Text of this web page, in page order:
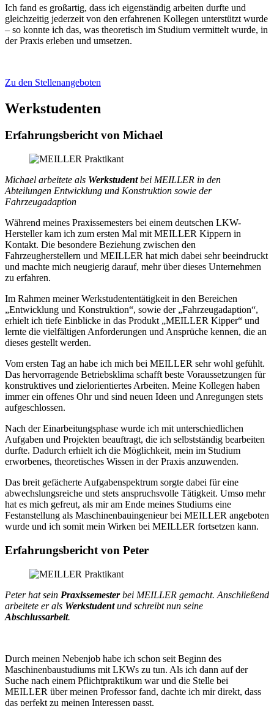
Ich fand es großartig, dass ich eigenständig arbeiten durfte und
gleichzeitig jederzeit von den erfahrenen Kollegen unterstützt wurde
– so konnte ich das, was theoretisch im Studium vermittelt wurde, in
der Praxis erleben und umsetzen.
Zu den Stellenangeboten
Werkstudenten
Erfahrungsbericht von Michael
Michael arbeitete als Werkstudentbei MEILLER in den
Abteilungen Entwicklung und Konstruktion sowie der
Fahrzeugadaption
Während meines Praxissemesters bei einem deutschen LKW-
Hersteller kam ich zum ersten Mal mit MEILLER Kippern in
Kontakt. Die besondere Beziehung zwischen den
Fahrzeugherstellern und MEILLER hat mich dabei sehr beeindruckt
und machte mich neugierig darauf, mehr über dieses Unternehmen
zu erfahren.
Im Rahmen meiner Werkstudententätigkeit in den Bereichen
„Entwicklung und Konstruktion“, sowie der „Fahrzeugadaption“,
erhielt ich tiefe Einblicke in das Produkt „MEILLER Kipper“ und
lernte die vielfältigen Anforderungen und Ansprüche kennen, die an
dieses gestellt werden.
Vom ersten Tag an habe ich mich bei MEILLER sehr wohl gefühlt.
Das hervorragende Betriebsklima schafft beste Voraussetzungen für
konstruktives und zielorientiertes Arbeiten. Meine Kollegen haben
immer ein offenes Ohr und sind neuen Ideen und Anregungen stets
aufgeschlossen.
Nach der Einarbeitungsphase wurde ich mit unterschiedlichen
Aufgaben und Projekten beauftragt, die ich selbstständig bearbeiten
durfte. Dadurch erhielt ich die Möglichkeit, mein im Studium
erworbenes, theoretisches Wissen in der Praxis anzuwenden.
Das breit gefächerte Aufgabenspektrum sorgte dabei für eine
abwechslungsreiche und stets anspruchsvolle Tätigkeit. Umso mehr
hat es mich gefreut, als mir am Ende meines Studiums eine
Festanstellung als Maschinenbauingenieur bei MEILLER angeboten
wurde und ich somit mein Wirken bei MEILLER fortsetzen kann.
Erfahrungsbericht von Peter
Peter hat sein Praxissemesterbei MEILLER gemacht. Anschließend
arbeitete er als Werkstudentund schreibt nun seine
Abschlussarbeit.
Durch meinen Nebenjob habe ich schon seit Beginn des
Maschinenbaustudiums mit LKWs zu tun. Als ich dann auf der
Suche nach einem Pflichtpraktikum war und die Stelle bei
MEILLER über meinen Professor fand, dachte ich mir direkt, dass
das perfekt zu meinen Interessen passt.